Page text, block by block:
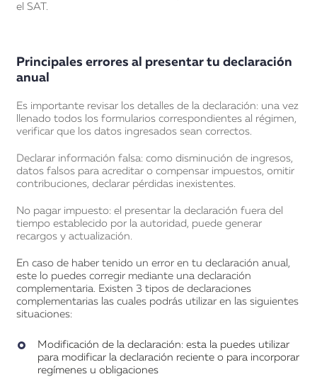
el SAT.
Principales errores al presentar tu declaración
anual
Es importante revisar los detalles de la declaración: una vez
llenado todos los formularios correspondientes al régimen,
verificar que los datos ingresados sean correctos.
Declarar información falsa: como disminución de ingresos,
datos falsos para acreditar o compensar impuestos, omitir
contribuciones, declarar pérdidas inexistentes.
No pagar impuesto: el presentar la declaración fuera del
tiempo establecido por la autoridad, puede generar
recargos y actualización.
En caso de haber tenido un error en tu declaración anual,
este lo puedes corregir mediante una declaración
complementaria. Existen 3 tipos de declaraciones
complementarias las cuales podrás utilizar en las siguientes
situaciones:
Modificación de la declaración: esta la puedes utilizar
para modificar la declaración reciente o para incorporar
regímenes u obligaciones